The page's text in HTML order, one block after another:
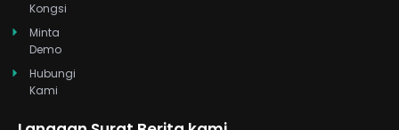
Kongsi
Minta
Demo
Hubungi
Kami